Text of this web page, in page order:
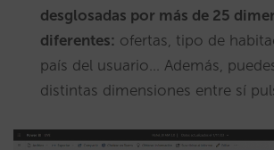
desglosadas por más de 25
diferentes: ofertas, tipo de
país del usuario… Además,
distintas dimensiones entre sí